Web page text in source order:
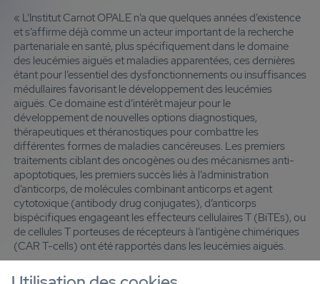
« L’Institut Carnot OPALE n’a que quelques années d’existence
et s’affirme déjà comme un acteur important de la recherche
partenariale en santé, plus spécifiquement dans le domaine
des leucémies aiguës et maladies apparentées, ces dernières
étant pour l’essentiel des dysfonctionnements ou insuffisances
médullaires favorisant le développement des leucémies
aiguës. Ce domaine est d’intérêt majeur pour le
développement de nouvelles options diagnostiques,
thérapeutiques et théranostiques pour combattre les
différentes formes de maladies cancéreuses. Les premiers
traitements ciblant des oncogènes ou des mécanismes anti-
apoptotiques, les premiers succès liés à l’administration
d’anticorps, de molécules combinant anticorps et agent
cytotoxique (antibody drug conjugates), d’anticorps
bispécifiques engageant les effecteurs cellulaires T (BiTEs), ou
de cellules T porteuses de récepteurs à l’antigène chimériques
(CAR T-cells) ont été rapportés dans les leucémies aiguës.
L’ambition du consortium OPALE est de réunir l’ensemble des